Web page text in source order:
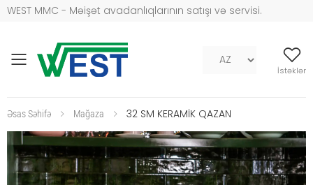
WEST MMC - Məişət avadanlıqlarının satışı və servisi.
Mob naviqasiya İstəklər
Əsas Səhifə Mağaza 32 SM KERAMİK QAZAN